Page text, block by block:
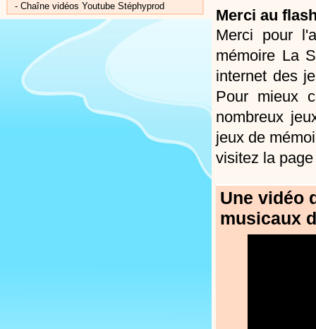
- Chaîne vidéos Youtube Stéphyprod
Merci au
Merci pour
mémoire La
internet des
Pour mieux
nombreux
jeux de
visitez la
Une vidéo
musicaux